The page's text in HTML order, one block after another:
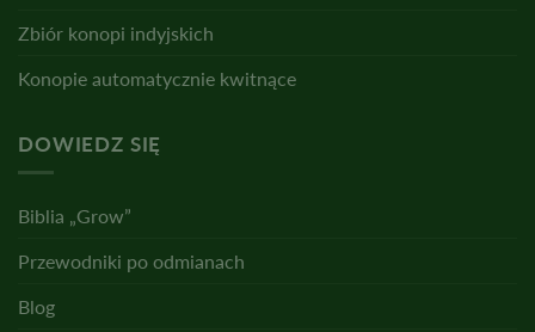
Zbiór konopi indyjskich
Konopie automatycznie kwitnące
DOWIEDZ SIĘ
Biblia „Grow”
Przewodniki po odmianach
Blog